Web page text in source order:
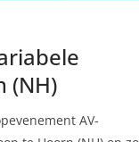
(NH)
AV-